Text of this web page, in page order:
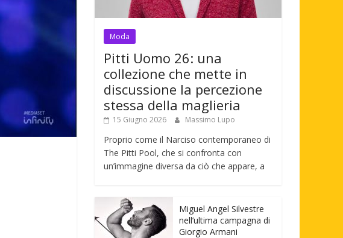
Moda
Pitti Uomo 26: una
collezione che mette in
discussione la percezione
stessa della maglieria
15 Giugno 2026 Massimo Lupo
Proprio come il Narciso contemporaneo di
The Pitti Pool, che si confronta con
un’immagine diversa da ciò che appare, a
Miguel Angel Silvestre
nell’ultima campagna di
Giorgio Armani